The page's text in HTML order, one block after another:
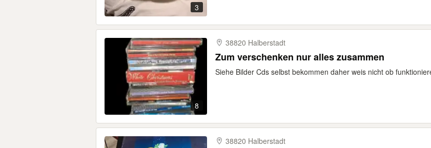
3
8
38820 Halberstadt
Zum verschenken nur alles zusammen
Siehe Bilder Cds selbst bekommen daher weis nicht ob
38820 Halberstadt